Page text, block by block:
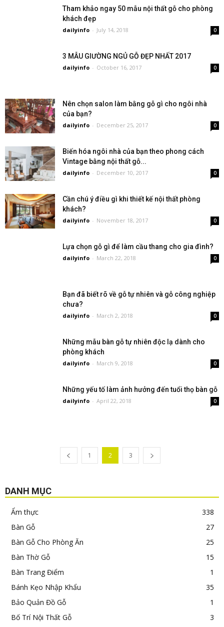
Tham khảo ngay 50 mẫu nội thất gỗ cho phòng
khách đẹp
dailyinfo - July 14, 2018 0
3 MẪU GIƯỜNG NGỦ GỖ ĐẸP NHẤT 2017
dailyinfo - October 16, 2017 0
Nên chọn salon làm bằng gỗ gì cho ngôi nhà
của bạn?
dailyinfo - December 25, 2017 0
Biến hóa ngôi nhà của bạn theo phong cách
Vintage bằng nội thất gỗ...
dailyinfo - December 10, 2017 0
Cần chú ý điều gì khi thiết kế nội thất phòng
khách?
dailyinfo - November 18, 2017 0
Lựa chọn gỗ gì để làm cầu thang cho gia đình?
dailyinfo - March 22, 2018 0
Bạn đã biết rõ về gỗ tự nhiên và gỗ công nghiệp
chưa?
dailyinfo - March 2, 2018 0
Những mẫu bàn gỗ tự nhiên độc lạ dành cho
phòng khách
dailyinfo - March 9, 2018 0
Những yếu tố làm ảnh hưởng đến tuổi thọ bàn gỗ
dailyinfo - April 22, 2018 0
1 2 3
DANH MỤC
Ẩm thực
338
Bàn Gỗ
27
Bàn Gỗ Cho Phòng Ăn
25
Bàn Thờ Gỗ
15
Bàn Trang Điểm
1
Bánh Kẹo Nhập Khẩu
35
Bảo Quản Đồ Gỗ
1
Bố Trí Nội Thất Gỗ
3